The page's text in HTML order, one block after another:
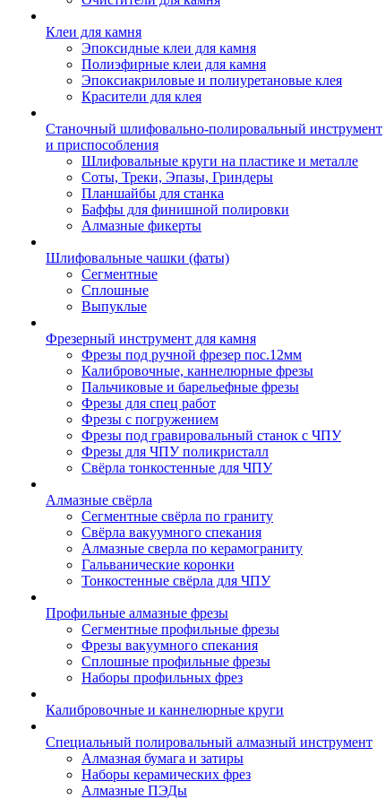
Клеи для камня
Эпоксидные клеи для камня
Полиэфирные клеи для камня
Эпоксиакриловые и полиуретановые клея
Красители для клея
Станочный шлифовально-полировальный инструмент
и приспособления
Шлифовальные круги на пластике и металле
Соты, Треки, Эпазы, Гриндеры
Планшайбы для станка
Баффы для финишной полировки
Алмазные фикерты
Шлифовальные чашки (фаты)
Сегментные
Сплошные
Выпуклые
Фрезерный инструмент для камня
Фрезы под ручной фрезер пос.12мм
Калибровочные, каннелюрные фрезы
Пальчиковые и барельефные фрезы
Фрезы для спец работ
Фрезы с погружением
Фрезы под гравировальный станок с ЧПУ
Фрезы для ЧПУ поликристалл
Свёрла тонкостенные для ЧПУ
Алмазные свёрла
Сегментные свёрла по граниту
Свёрла вакуумного спекания
Алмазные сверла по керамограниту
Гальванические коронки
Тонкостенные свёрла для ЧПУ
Профильные алмазные фрезы
Сегментные профильные фрезы
Фрезы вакуумного спекания
Сплошные профильные фрезы
Наборы профильных фрез
Калибровочные и каннелюрные круги
Специальный полировальный алмазный инструмент
Алмазная бумага и затиры
Наборы керамических фрез
Алмазные ПЭДы